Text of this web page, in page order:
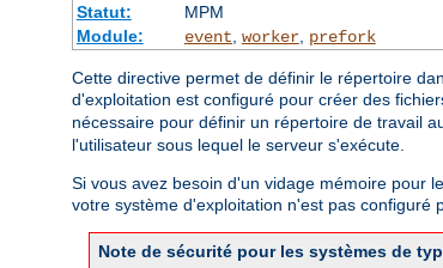
Statut:
MPM
Module:
event worker, prefork
Cette directive permet de définir le répertoire
d'exploitation est configuré pour créer des
nécessaire pour définir un répertoire de travail
l'utilisateur sous lequel le serveur s'exécute.
Si vous avez besoin d'un vidage mémoire pour
votre système d'exploitation n'est pas configuré
Note de sécurité pour les systèmes de